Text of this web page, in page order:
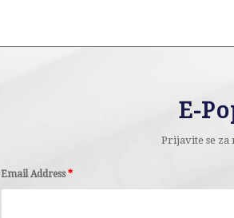
E-
Prijavite se za
Email Address*